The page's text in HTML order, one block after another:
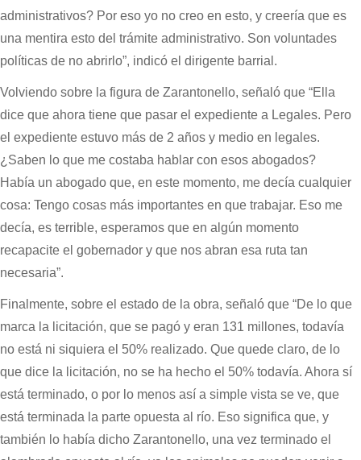
administrativos? Por eso yo no creo en esto, y creería que es
una mentira esto del trámite administrativo. Son voluntades
políticas de no abrirlo”, indicó el dirigente barrial.
Volviendo sobre la figura de Zarantonello, señaló que “Ella
dice que ahora tiene que pasar el expediente a Legales. Pero
el expediente estuvo más de 2 años y medio en legales.
¿Saben lo que me costaba hablar con esos abogados?
Había un abogado que, en este momento, me decía cualquier
cosa: Tengo cosas más importantes en que trabajar. Eso me
decía, es terrible, esperamos que en algún momento
recapacite el gobernador y que nos abran esa ruta tan
necesaria”.
Finalmente, sobre el estado de la obra, señaló que “De lo que
marca la licitación, que se pagó y eran 131 millones, todavía
no está ni siquiera el 50% realizado. Que quede claro, de lo
que dice la licitación, no se ha hecho el 50% todavía. Ahora sí
está terminado, o por lo menos así a simple vista se ve, que
está terminada la parte opuesta al río. Eso significa que, y
también lo había dicho Zarantonello, una vez terminado el